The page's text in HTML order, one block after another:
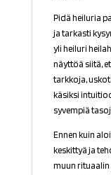
Pidä heiluria
ja tarkasti
yli heiluri
näyttöä siitä,
tarkkoja,
käsiksi
syvempiä
Ennen kuin
keskittyä ja
muun rituaalin